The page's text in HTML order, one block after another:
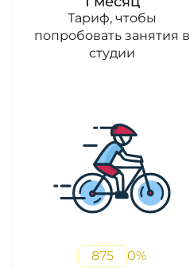
Тариф, чтобы
попробовать занятия в
студии
875 0%